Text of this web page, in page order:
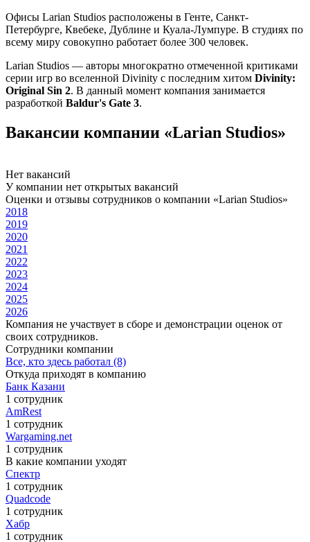
Офисы Larian Studios расположены в Генте, Санкт-
Петербурге, Квебеке, Дублине и Куала-Лумпуре. В студиях по
всему миру совокупно работает более 300 человек.
Larian Studios — авторы многократно отмеченной критиками
серии игр во вселенной Divinity с последним хитом Divinity:
Original Sin 2. В данный момент компания занимается
разработкой Baldur's Gate 3.
Вакансии компании «Larian Studios»
Нет вакансий
У компании нет открытых вакансий
Оценки и отзывы сотрудников о компании «Larian Studios»
2018
2019
2020
2021
2022
2023
2024
2025
2026
Компания не участвует в сборе и демонстрации оценок от
своих сотрудников.
Сотрудники компании
Все, кто здесь работал (8)
Откуда приходят в компанию
Банк Казани
1 сотрудник
AmRest
1 сотрудник
Wargaming.net
1 сотрудник
В какие компании уходят
Спектр
1 сотрудник
Quadcode
1 сотрудник
Хабр
1 сотрудник